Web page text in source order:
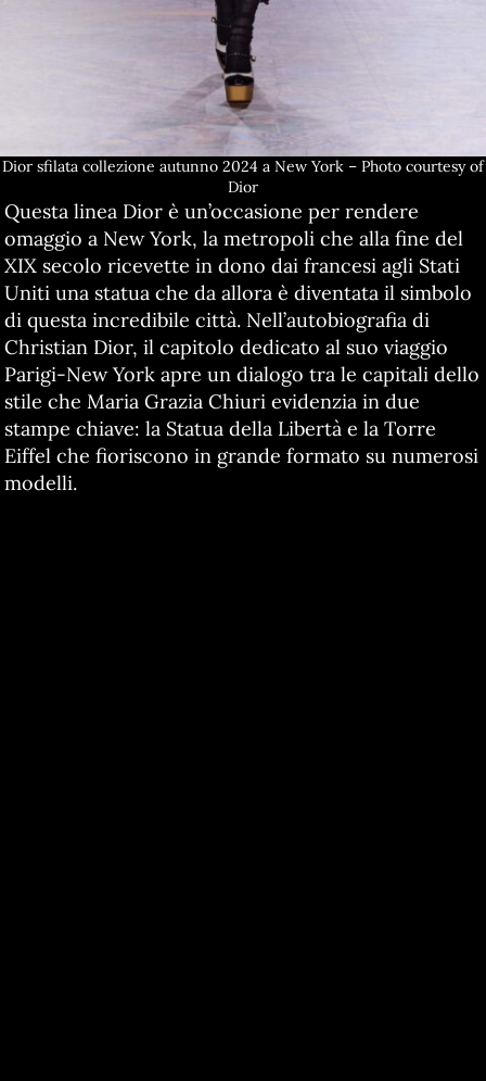
Dior sfilata collezione autunno 2024 a New York – Photo courtesy of
Dior
Questa linea Dior è un’occasione per rendere
omaggio a New York, la metropoli che alla fine del
XIX secolo ricevette in dono dai francesi agli Stati
Uniti una statua che da allora è diventata il simbolo
di questa incredibile città. Nell’autobiografia di
Christian Dior, il capitolo dedicato al suo viaggio
Parigi-New York apre un dialogo tra le capitali dello
stile che Maria Grazia Chiuri evidenzia in due
stampe chiave: la Statua della Libertà e la Torre
Eiffel che fioriscono in grande formato su numerosi
modelli.